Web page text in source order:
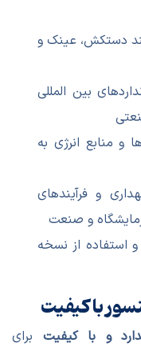
دستکش، عینک و
بین المللی
منابع انرژی به
و فرآیندهای
و صنعت
و استفاده از نسخه
با کیفیت
و با کیفیت برای